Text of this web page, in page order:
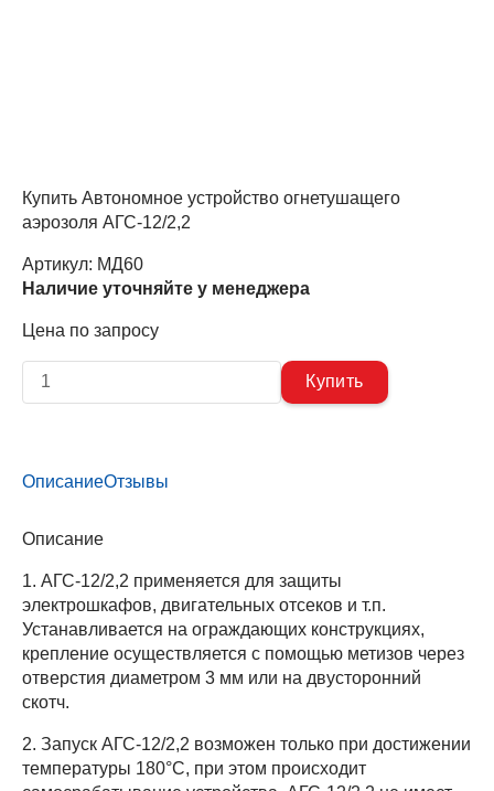
Купить Автономное устройство огнетушащего
аэрозоля АГС-12/2,2
Артикул: МД60
Наличие уточняйте у менеджера
Цена по запросу
ОписаниеОтзывы
Описание
1. АГС-12/2,2 применяется для защиты
электрошкафов, двигательных отсеков и т.п.
Устанавливается на ограждающих конструкциях,
крепление осуществляется с помощью метизов через
отверстия диаметром 3 мм или на двусторонний
скотч.
2. Запуск АГС-12/2,2 возможен только при достижении
температуры 180°С, при этом происходит